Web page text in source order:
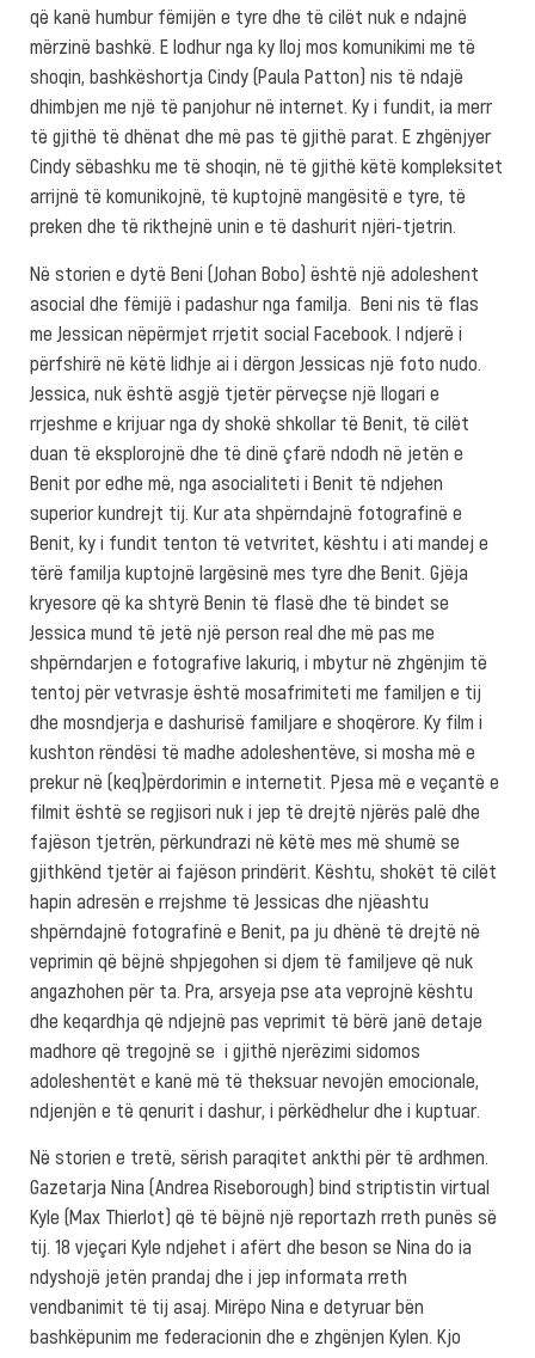
që kanë humbur fëmijën e tyre dhe të cilët nuk e ndajnë
mërzinë bashkë. E lodhur nga ky lloj mos komunikimi me të
shoqin, bashkëshortja Cindy (Paula Patton) nis të ndajë
dhimbjen me një të panjohur në internet. Ky i fundit, ia merr
të gjithë të dhënat dhe më pas të gjithë parat. E zhgënjyer
Cindy sëbashku me të shoqin, në të gjithë këtë kompleksitet
arrijnë të komunikojnë, të kuptojnë mangësitë e tyre, të
preken dhe të rikthejnë unin e të dashurit njëri-tjetrin.
Në storien e dytë Beni (Johan Bobo) është një adoleshent
asocial dhe fëmijë i padashur nga familja. Beni nis të flas
me Jessican nëpërmjet rrjetit social Facebook. I ndjerë i
përfshirë në këtë lidhje ai i dërgon Jessicas një foto nudo.
Jessica, nuk është asgjë tjetër përveçse një llogari e
rrjeshme e krijuar nga dy shokë shkollar të Benit, të cilët
duan të eksplorojnë dhe të dinë çfarë ndodh në jetën e
Benit por edhe më, nga asocialiteti i Benit të ndjehen
superior kundrejt tij. Kur ata shpërndajnë fotografinë e
Benit, ky i fundit tenton të vetvritet, kështu i ati mandej e
tërë familja kuptojnë largësinë mes tyre dhe Benit. Gjëja
kryesore që ka shtyrë Benin të flasë dhe të bindet se
Jessica mund të jetë një person real dhe më pas me
shpërndarjen e fotografive lakuriq, i mbytur në zhgënjim të
tentoj për vetvrasje është mosafrimiteti me familjen e tij
dhe mosndjerja e dashurisë familjare e shoqërore. Ky film i
kushton rëndësi të madhe adoleshentëve, si mosha më e
prekur në (keq)përdorimin e internetit. Pjesa më e veçantë e
filmit është se regjisori nuk i jep të drejtë njërës palë dhe
fajëson tjetrën, përkundrazi në këtë mes më shumë se
gjithkënd tjetër ai fajëson prindërit. Kështu, shokët të cilët
hapin adresën e rrejshme të Jessicas dhe njëashtu
shpërndajnë fotografinë e Benit, pa ju dhënë të drejtë në
veprimin që bëjnë shpjegohen si djem të familjeve që nuk
angazhohen për ta. Pra, arsyeja pse ata veprojnë kështu
dhe keqardhja që ndjejnë pas veprimit të bërë janë detaje
madhore që tregojnë se i gjithë njerëzimi sidomos
adoleshentët e kanë më të theksuar nevojën emocionale,
ndjenjën e të qenurit i dashur, i përkëdhelur dhe i kuptuar.
Në storien e tretë, sërish paraqitet ankthi për të ardhmen.
Gazetarja Nina (Andrea Riseborough) bind striptistin virtual
Kyle (Max Thierlot) që të bëjnë një reportazh rreth punës së
tij. 18 vjeçari Kyle ndjehet i afërt dhe beson se Nina do ia
ndyshojë jetën prandaj dhe i jep informata rreth
vendbanimit të tij asaj. Mirëpo Nina e detyruar bën
bashkëpunim me federacionin dhe e zhgënjen Kylen. Kjo